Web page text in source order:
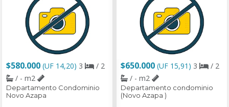
$580.000 (UF 14,20) 3
/ 2
/ - m2
Departamento Condominio
Novo Azapa
$650.000 (UF 15,91) 3
/ 2
/ - m2
Departamento condominio
(Novo Azapa )